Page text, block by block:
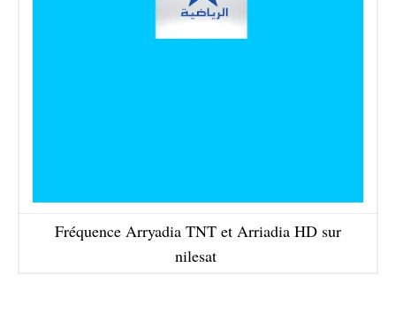
Fréquence Arryadia TNT et Arriadia HD sur
nilesat